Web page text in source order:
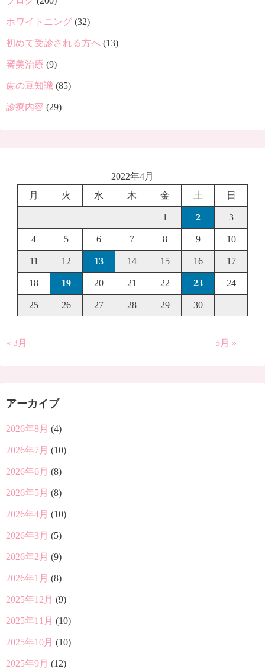
ホワイトニング (32)
初めて受診される方へ (13)
審美治療 (9)
歯の豆知識 (85)
診療内容 (29)
2022年4月
月
火 水 木 金 土 日
1 2 3
4 5 6 7 8 9 10
11 12 13 14 15 16 17
18 19 20 21 22 23 24
25 26 27 28 29 30
« 3月 5月 »
アーカイブ
2026年8月 (4)
2026年7月 (10)
2026年6月 (8)
2026年5月 (8)
2026年4月 (10)
2026年3月 (5)
2026年2月 (9)
2026年1月 (8)
2025年12月 (9)
2025年11月 (10)
2025年10月 (10)
2025年9月 (12)